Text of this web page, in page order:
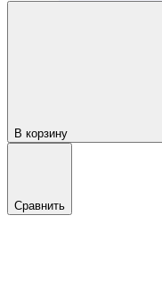
В корзину
Сравнить